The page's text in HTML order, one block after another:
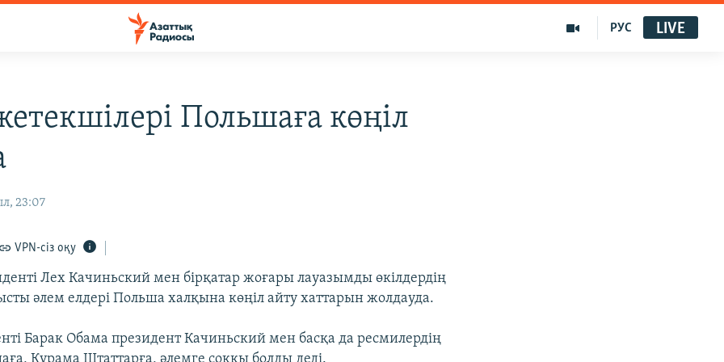
РУС LIVE
Польшаға көңіл
23:07
VPN-сіз оқу
Лех Качиньский мен бірқатар жоғары лауазымды өкілдердің
әлем елдері Польша халқына көңіл айту хаттарын жолдауда.
Барак Обама президент Качиньский мен басқа да ресмилердің